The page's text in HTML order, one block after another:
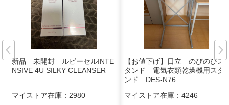
新品 未開封 ルビーセルINTE
NSIVE 4U SILKY CLEANSER
マイストア在庫： 2980
【お値下げ】日立 のびのびス
タンド 電気衣類乾燥機用スタ
ンド DES-N76
マイストア在庫： 4246